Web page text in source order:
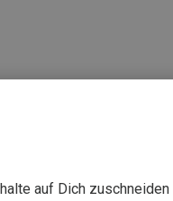
auf Dich zuschneiden